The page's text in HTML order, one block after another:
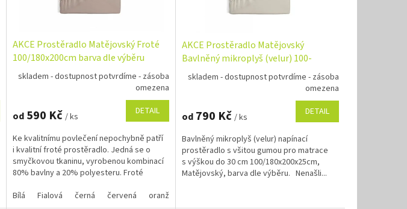
oranžová tmavě modrá světle šedá
AKCE Prostěradlo Matějovský Froté
100/180x200cm barva dle výběru
skladem - dostupnost potvrdíme - zásoba
omezena
od590 Kč / ks DETAIL
Ke kvalitnímu povlečení nepochybně patří
i kvalitní froté prostěradlo. Jedná se o
smyčkovou tkaninu, vyrobenou kombinací
80% bavlny a 20% polyesteru. Froté
Bílá
Fialová černá červená oranžová
AKCE Prostěradlo Matějovský
Bavlněný mikroplyš (velur) 100-
180x200cm barva dle výběru
skladem - dostupnost potvrdíme - zásoba
omezena
od790 Kč / ks DETAIL
Bavlněný mikroplyš (velur) napínací
prostěradlo s všitou gumou pro matrace
s výškou do 30 cm 100/180x200x25cm,
Matějovský, barva dle výběru. Nenašli...